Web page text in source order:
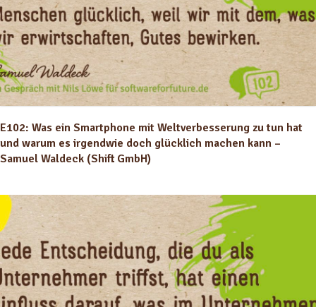
E102: Was ein Smartphone mit Weltverbesserung zu tun hat
und warum es irgendwie doch glücklich machen kann –
Samuel Waldeck (Shift GmbH)